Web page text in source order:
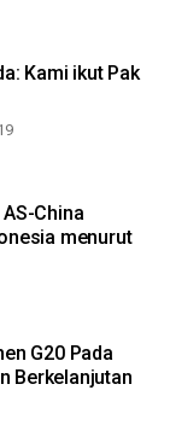
Kami ikut Pak
China
menurut
G20 Pada
Berkelanjutan